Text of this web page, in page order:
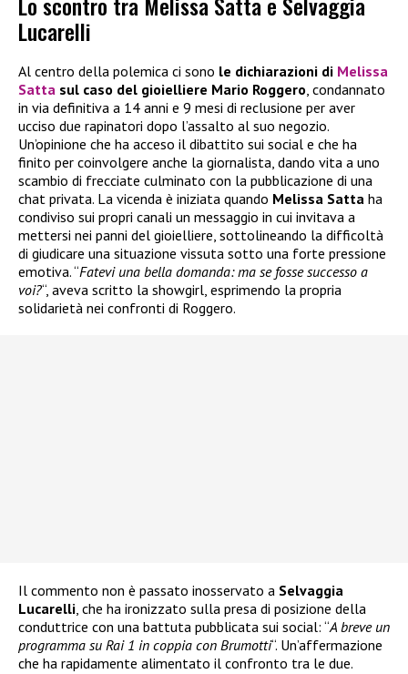
Lucarelli
Al centro della polemica ci sono le dichiarazioni di Melissa
Satta sul caso del gioielliere Mario Roggero, condannato
in via definitiva a 14 anni e 9 mesi di reclusione per aver
ucciso due rapinatori dopo l’assalto al suo negozio.
Un’opinione che ha acceso il dibattito sui social e che ha
finito per coinvolgere anche la giornalista, dando vita a uno
scambio di frecciate culminato con la pubblicazione di una
chat privata. La vicenda è iniziata quando Melissa Satta ha
condiviso sui propri canali un messaggio in cui invitava a
mettersi nei panni del gioielliere, sottolineando la difficoltà
di giudicare una situazione vissuta sotto una forte pressione
emotiva. “Fatevi una bella domanda: ma se fosse successo a
voi?“, aveva scritto la showgirl, esprimendo la propria
solidarietà nei confronti di Roggero.
Il commento non è passato inosservato a Selvaggia
Lucarelli, che ha ironizzato sulla presa di posizione della
conduttrice con una battuta pubblicata sui social: “A breve un
programma su Rai 1 in coppia con Brumotti“. Un’affermazione
che ha rapidamente alimentato il confronto tra le due.